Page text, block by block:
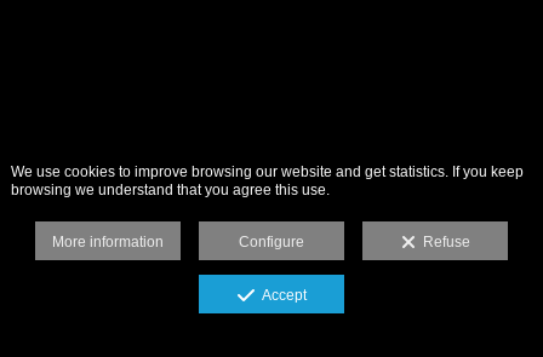
We use cookies to improve browsing our website and get statistics. If you keep
browsing we understand that you agree this use.
More information Configure Refuse
Accept